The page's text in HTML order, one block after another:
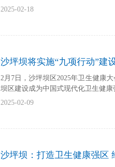
2025-02-18
沙坪坝将实施“九项行动”建
2月7日，沙坪坝区2025年卫生健康
坝区建设成为中国式现代化卫生健康
2025-02-09
沙坪坝：打造卫生健康强区